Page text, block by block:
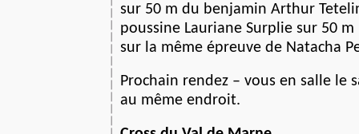
sur 50 m du benjamin Arthur
poussine Lauriane Surplie sur 50 m
sur la même épreuve de Natacha
Prochain rendez – vous en salle le
au même endroit.